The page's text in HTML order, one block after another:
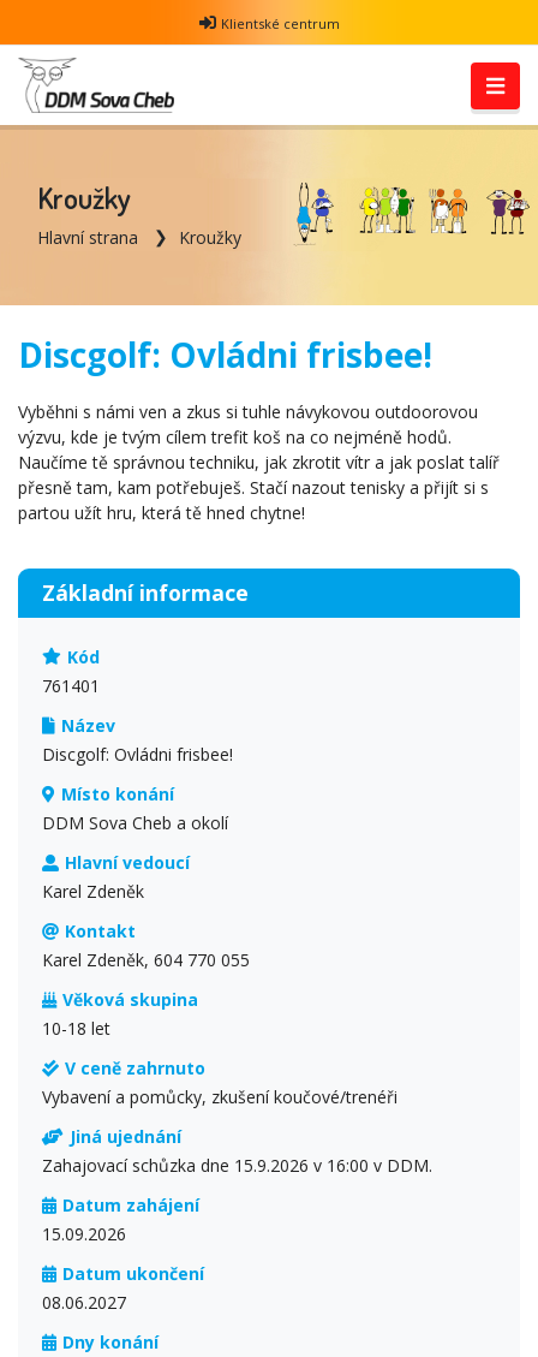
Klientské centrum
Kroužky
Hlavní strana Kroužky
Discgolf: Ovládni frisbee!
Vyběhni s námi ven a zkus si tuhle návykovou outdoorovou
výzvu, kde je tvým cílem trefit koš na co nejméně hodů.
Naučíme tě správnou techniku, jak zkrotit vítr a jak poslat talíř
přesně tam, kam potřebuješ. Stačí nazout tenisky a přijít si s
partou užít hru, která tě hned chytne!
Základní informace
Kód
761401
Název
Discgolf: Ovládni frisbee!
Místo konání
DDM Sova Cheb a okolí
Hlavní vedoucí
Karel Zdeněk
Kontakt
Karel Zdeněk, 604 770 055
Věková skupina
10-18 let
V ceně zahrnuto
Vybavení a pomůcky, zkušení koučové/trenéři
Jiná ujednání
Zahajovací schůzka dne 15.9.2026 v 16:00 v DDM.
Datum zahájení
15.09.2026
Datum ukončení
08.06.2027
Dny konání